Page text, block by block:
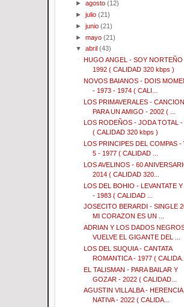
►agosto (12)
►julio (21)
►junio (21)
►mayo (21)
▼abril (43)
HUGO ANGEL - SOY NORTEÑO
1992 ( CALIDAD 320 kbps )
NOVOS BAIANOS - DOIS
- 1973 - 1974 ( CALI...
LOS PRIMAVERALES - CANCION
PARA UN AMIGO - 2002 ( ...
LOS RODEÑOS - JODA TOTAL -
( CALIDAD 320 kbps )
LOS PRINCIPES DEL COMPAS -
5 - 1977 ( CALIDAD ...
LOS AVELINOS - 60
2014 ( CALIDAD 320...
LOS DEL BOHIO - LEVANTATE Y
- 1983 ( CALIDAD ...
JOSECITO BERARDI - SINGLE
MI CORAZON ES UN ...
ADRIAN Y LOS DADOS
VUELVE EL GIGANTE DEL ...
LOS DEL SUQUIA - CANTATA
ROMANTICA - 1977 ( CALIDA...
EL TALISMAN - PARA BAILAR Y
GOZAR - 2022 ( CALIDAD...
AGUSTIN VILLALBA - HERENCIA
NATIVA - 2022 ( CALIDA...